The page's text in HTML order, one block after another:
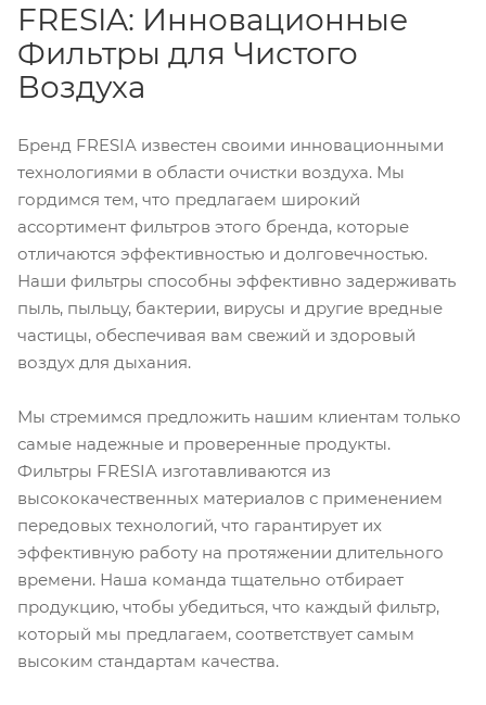
FRESIA: Инновационные
Фильтры для Чистого
Воздуха
Бренд FRESIA известен своими инновационными
технологиями в области очистки воздуха. Мы
гордимся тем, что предлагаем широкий
ассортимент фильтров этого бренда, которые
отличаются эффективностью и долговечностью.
Наши фильтры способны эффективно задерживать
пыль, пыльцу, бактерии, вирусы и другие вредные
частицы, обеспечивая вам свежий и здоровый
воздух для дыхания.
Мы стремимся предложить нашим клиентам только
самые надежные и проверенные продукты.
Фильтры FRESIA изготавливаются из
высококачественных материалов с применением
передовых технологий, что гарантирует их
эффективную работу на протяжении длительного
времени. Наша команда тщательно отбирает
продукцию, чтобы убедиться, что каждый фильтр,
который мы предлагаем, соответствует самым
высоким стандартам качества.